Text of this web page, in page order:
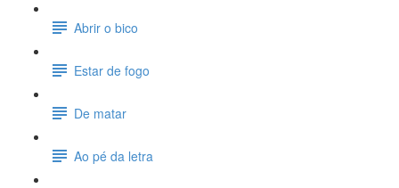
Abrir o bico
Estar de fogo
De matar
Ao pé da letra